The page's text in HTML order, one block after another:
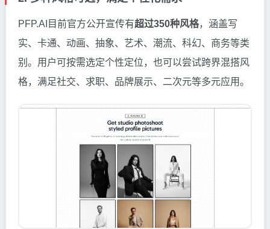
PFP.AI目前官方公开宣传有超过350种风格，涵盖写
实、卡通、动画、抽象、艺术、潮流、科幻、商务等类
别。用户可按需选定个性定位，也可以尝试跨界混搭风
格，满足社交、求职、品牌展示、二次元等多元应用。